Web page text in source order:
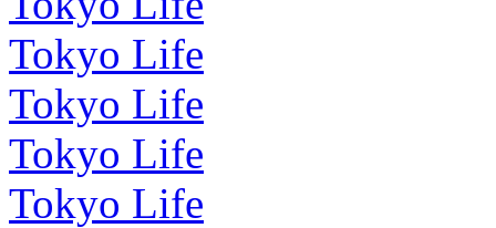
Tokyo Life
Tokyo Life
Tokyo Life
Tokyo Life